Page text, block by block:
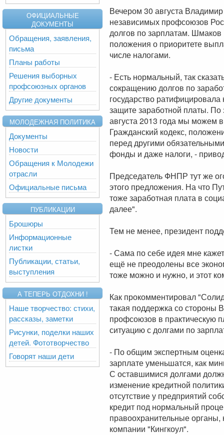
ОФИЦИАЛЬНЫЕ
ДОКУМЕНТЫ
Обращения, заявления,
письма
Планы работы
Решения выборных
профсоюзных органов
Другие документы
МОЛОДЕЖНАЯ ПОЛИТИКА
Документы
Новости
Обращения к Молодежи
отрасли
Официальные письма
ПУБЛИКАЦИИ
Брошюры
Информационные
листки
Публикации, статьи,
выступления
А ТЕПЕРЬ ОТДОХНИ !
Наше творчество: стихи,
рассказы, заметки
Рисунки, поделки наших
детей. Фототворчество
Говорят наши дети
Вечером 30 августа
независимых профсоюзов
долгов по зарплатам.
положения о приоритете
числе налогами.
- Есть нормальный, так
сокращению долгов по
государство
защите заработной платы.
августа 2013 года мы можем
Гражданский кодекс,
перед другими
фонды и даже налоги, -
Председатель ФНПР тут же
этого предложения. На что
тоже заработная плата в
далее".
Тем не менее, президент
- Сама по себе идея мне
ещё не преодолены все
тоже можно и нужно, и этот
Как прокомментировал
такая поддержка со стороны
профсоюзов в практическую
ситуацию с долгами по
- По общим экспертным
зарплате уменьшатся, как
С оставшимися долгами
изменение кредитной
отсутствие у предприятий
кредит под нормальный
правоохранительные органы,
компании "Кингкоул".